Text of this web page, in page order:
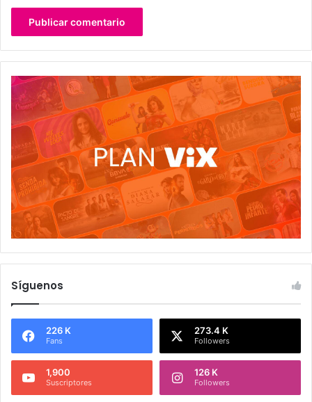
Síguenos